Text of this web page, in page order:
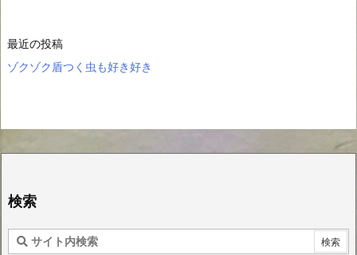
最近の投稿
ゾクゾク盾つく虫も好き好き
検索